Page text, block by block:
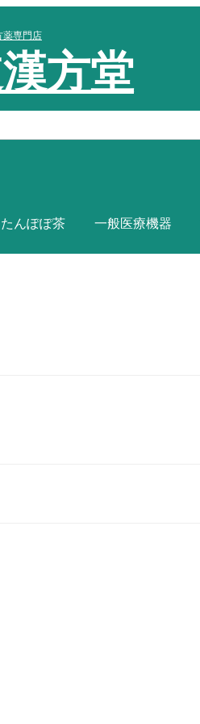
薬専門店
方堂
たんぽぽ茶 一般医療機器